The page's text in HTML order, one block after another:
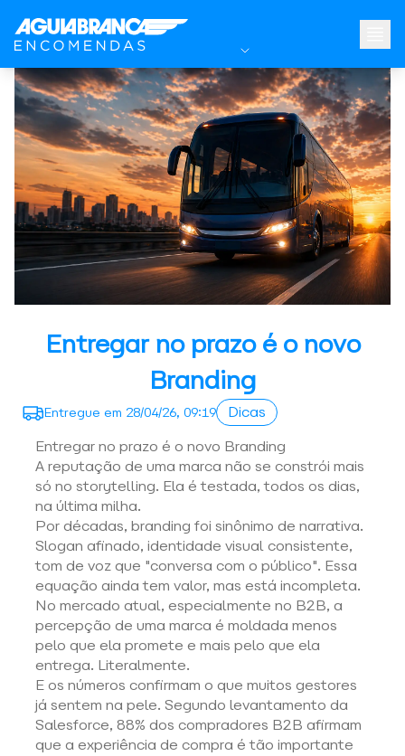
Entregar no prazo é o novo
Branding
Entregue em 28/04/26, 09:19
Dicas
Entregar no prazo é o novo Branding
A reputação de uma marca não se constrói mais
só no storytelling. Ela é testada, todos os dias,
na última milha.
Por décadas, branding foi sinônimo de narrativa.
Slogan afinado, identidade visual consistente,
tom de voz que "conversa com o público". Essa
equação ainda tem valor, mas está incompleta.
No mercado atual, especialmente no B2B, a
percepção de uma marca é moldada menos
pelo que ela promete e mais pelo que ela
entrega. Literalmente.
E os números confirmam o que muitos gestores
já sentem na pele. Segundo levantamento da
Salesforce, 88% dos compradores B2B afirmam
que a experiência de compra é tão importante